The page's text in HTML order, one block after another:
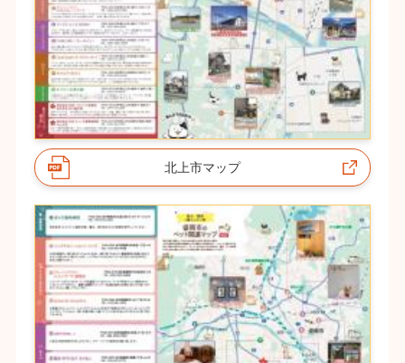
北上市マップ